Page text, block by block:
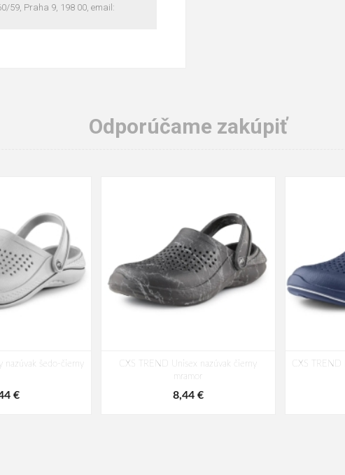
59, Praha 9, 198 00, email:
Odporúčame zakúpiť
nazúvak šedo-čierny
€
CXS TREND Unisex nazúvak čierny
mramor
8,44 €
CXS